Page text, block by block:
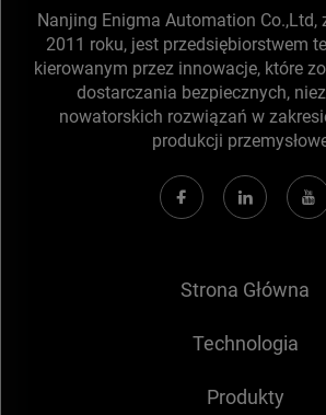
Nanjing Enigma Automation Co.,Ltd,
2011 roku, jest przedsiębiorstwem
kierowanym przez innowacje, które
dostarczania bezpiecznych,
nowatorskich rozwiązań w
produkcji
Strona Główna
Technologia
Produkty